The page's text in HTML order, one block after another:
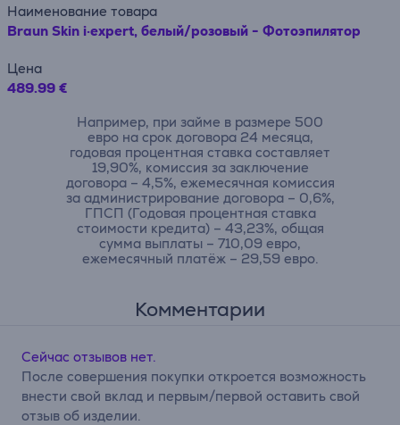
Наименование товара
Braun Skin i·expert, белый/розовый - Фотоэпилятор
Цена
489.99 €
Например, при займе в размере 500
евро на срок договора 24 месяца,
годовая процентная ставка составляет
19,90%, комиссия за заключение
договора – 4,5%, ежемесячная комиссия
за администрирование договора – 0,6%,
ГПСП (Годовая процентная ставка
стоимости кредита) – 43,23%, общая
сумма выплаты – 710,09 евро,
ежемесячный платёж – 29,59 евро.
Комментарии
Сейчас отзывов нет.
После совершения покупки откроется возможность
внести свой вклад и первым/первой оставить свой
отзыв об изделии.